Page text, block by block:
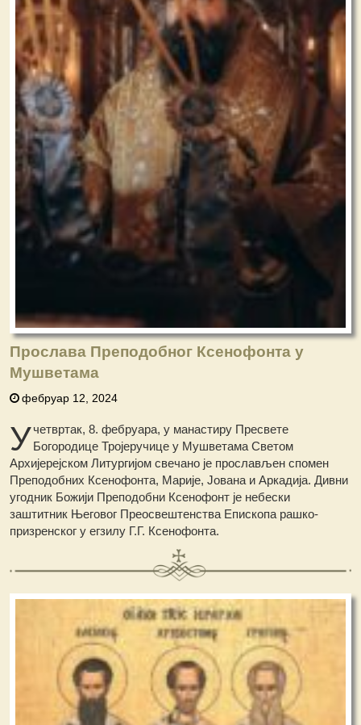
Прослава Преподобног Ксенофонта у
Мушветама
фебруар 12, 2024
Учетвртак, 8. фебруара, у манастиру Пресвете
Богородице Тројеручице у Мушветама Светом
Архијерејском Литургијом свечано је прослављен спомен
Преподобних Ксенофонта, Марије, Јована и Аркадија. Дивни
угодник Божији Преподобни Ксенофонт је небески
заштитник Његовог Преосвештенства Епископа рашко-
призренског у егзилу Г.Г. Ксенофонта.